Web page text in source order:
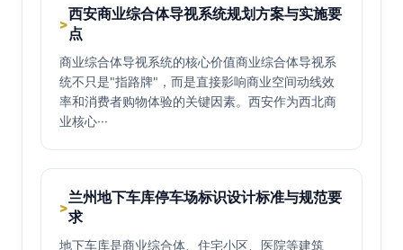
>
西安商业综合体导视系统规划方案与实施要
点
商业综合体导视系统的核心价值商业综合体导视系
统不只是"指路牌"，而是直接影响商业空间动线效
率和消费者购物体验的关键因素。西安作为西北商
业核心···
>
兰州地下车库停车场标识设计标准与规范要
求
地下车库是商业综合体、住宅小区、医院等建筑